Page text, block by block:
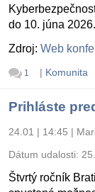
do 10. júna
Zdroj: Web
1 | Komunita
Prihláste
24.01 | 14:45 |
Dátum udalosti:
Štvrtý ročník